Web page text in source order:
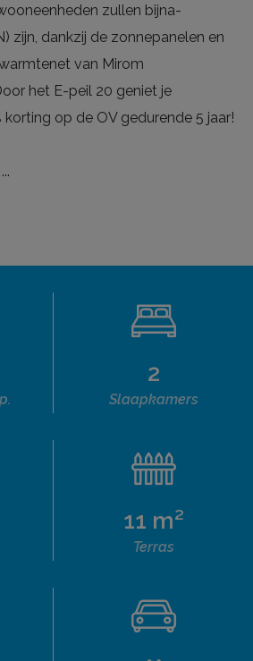
zullen bijna-
zijn, dankzij de zonnepanelen en
van Mirom
het E-peil 20 geniet je
korting op de OV gedurende 5 jaar!
...
2
Slaapkamers
11 m²
Terras